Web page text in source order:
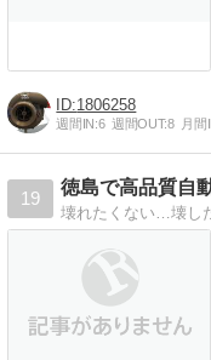
1806258
週間IN:6 週間OUT:8 月間
19
徳島で高品質自